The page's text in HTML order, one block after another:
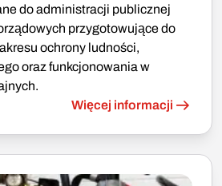
do administracji publicznej
przygotowujące do
ochrony ludności,
oraz funkcjonowania w
Więcej informacji